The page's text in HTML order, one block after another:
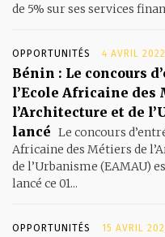
de 5% sur ses services
OPPORTUNITÉS 4 AVRIL 2022
Bénin : Le concours
l’Ecole Africaine des
l’Architecture et de
lancé Le concours
Africaine des Métiers de
de l’Urbanisme (EAMAU)
lancé ce 01...
OPPORTUNITÉS 15 AVRIL